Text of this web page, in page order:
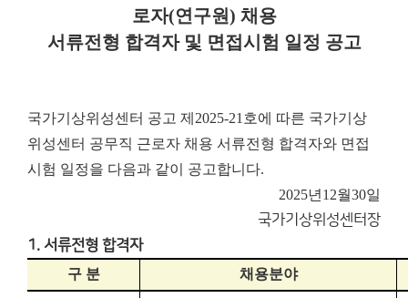
로자(연구원) 채용
서류전형 합격자 및 면접시험 일정 공고
국가기상위성센터 공고 제2025-21호에 따른 국가기상
위성센터 공무직 근로자 채용 서류전형 합격자와 면접
시험 일정을 다음과 같이 공고합니다.
2025년 12월30일
국가기상위성센터장
1. 서류전형 합격자
구 분 채용분야